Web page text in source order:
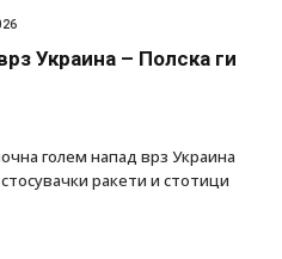
Украина – Полска ги
голем напад врз Украина
ракети и стотици